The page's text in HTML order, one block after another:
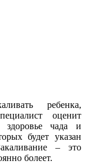
ребенка,
оценит
здоровье чада и
будет указан
– это
болеет.